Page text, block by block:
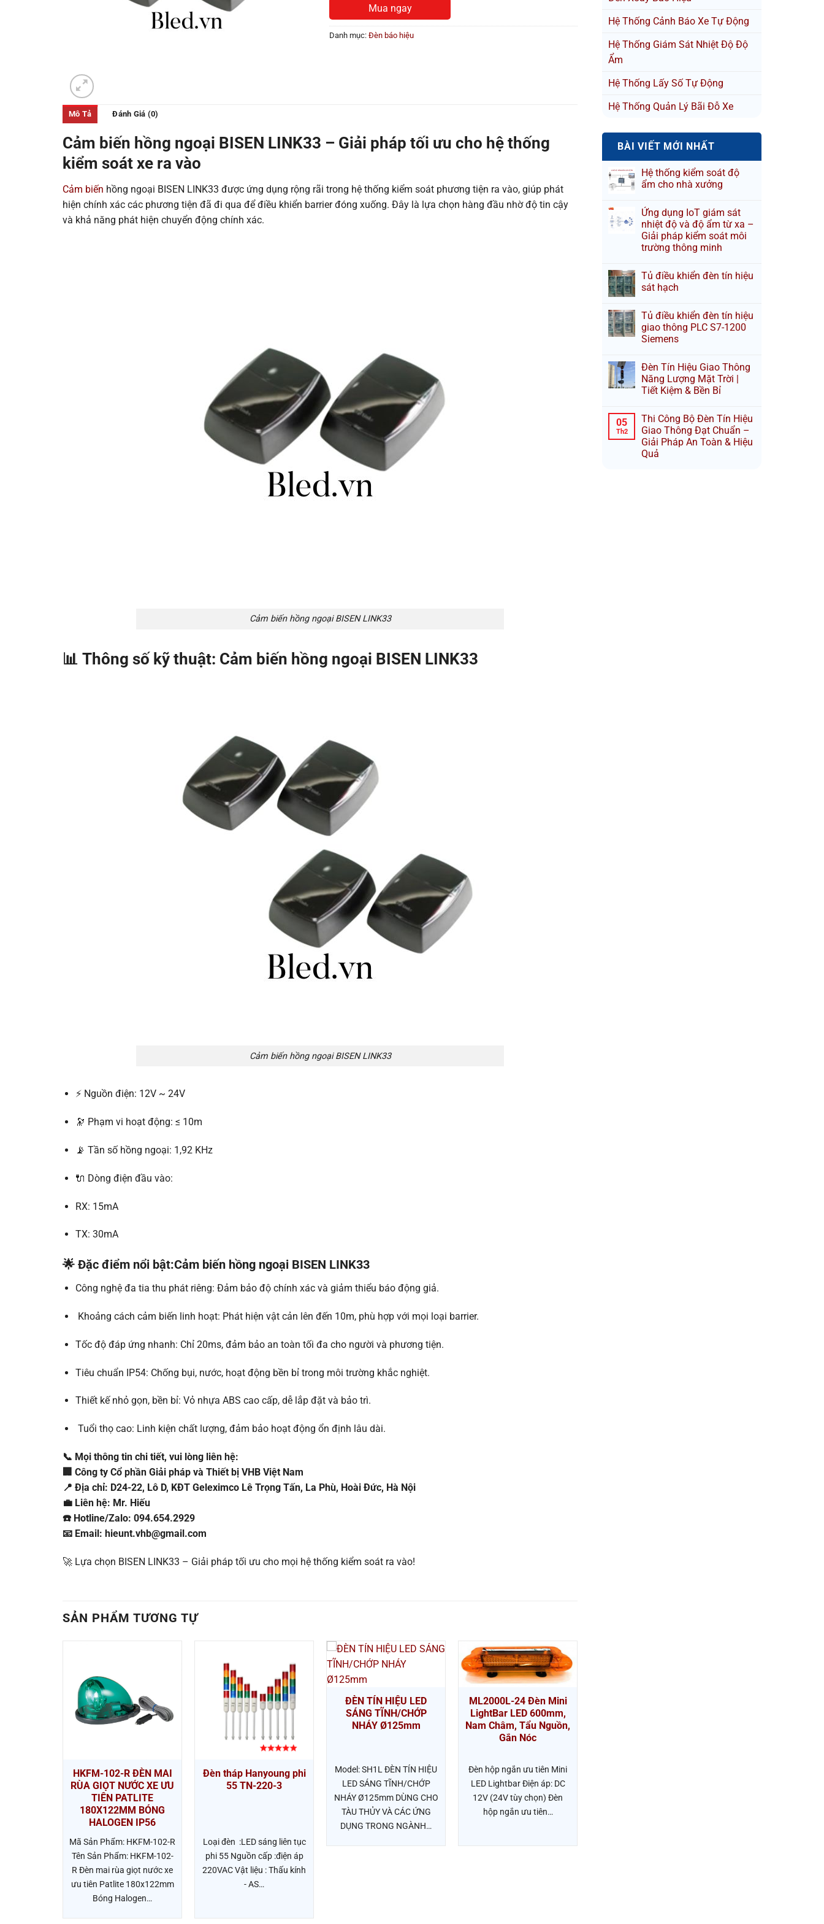
Hệ Thống Cảnh Báo Xe Tự Động
Hệ Thống Giám Sát Nhiệt Độ Độ
Ẩm
Hệ Thống Lấy Số Tự Động
Hệ Thống Quản Lý Bãi Đỗ Xe
BÀI VIẾT MỚI NHẤT
Hệ thống kiểm soát độ
ẩm cho nhà xưởng
Ứng dụng IoT giám sát
nhiệt độ và độ ẩm từ xa –
Giải pháp kiểm soát môi
trường thông minh
Tủ điều khiển đèn tín hiệu
sát hạch
Tủ điều khiển đèn tín hiệu
giao thông PLC S7-1200
Siemens
Đèn Tín Hiệu Giao Thông
Năng Lượng Mặt Trời |
Tiết Kiệm & Bền Bỉ
05
Th2
Thi Công Bộ Đèn Tín Hiệu
Giao Thông Đạt Chuẩn –
Giải Pháp An Toàn & Hiệu
Quả
Mua ngay
Danh mục: Đèn báo hiệu
Mô Tả Đánh Giá (0)
Cảm biến hồng ngoại BISEN LINK33 – Giải pháp tối ưu cho hệ thống
kiểm soát xe ra vào
Cảm biến hồng ngoại BISEN LINK33 được ứng dụng rộng rãi trong hệ thống kiểm soát phương tiện ra vào, giúp phát
hiện chính xác các phương tiện đã đi qua để điều khiển barrier đóng xuống. Đây là lựa chọn hàng đầu nhờ độ tin cậy
và khả năng phát hiện chuyển động chính xác.
Cảm biến hồng ngoại BISEN LINK33
📊 Thông số kỹ thuật: Cảm biến hồng ngoại BISEN LINK33
Cảm biến hồng ngoại BISEN LINK33
⚡ Nguồn điện: 12V ~ 24V
🔭 Phạm vi hoạt động: ≤ 10m
📡 Tần số hồng ngoại: 1,92 KHz
🔌 Dòng điện đầu vào:
RX: 15mA
TX: 30mA
🌟 Đặc điểm nổi bật:Cảm biến hồng ngoại BISEN LINK33
Công nghệ đa tia thu phát riêng: Đảm bảo độ chính xác và giảm thiểu báo động giả.
Khoảng cách cảm biến linh hoạt: Phát hiện vật cản lên đến 10m, phù hợp với mọi loại barrier.
Tốc độ đáp ứng nhanh: Chỉ 20ms, đảm bảo an toàn tối đa cho người và phương tiện.
Tiêu chuẩn IP54: Chống bụi, nước, hoạt động bền bỉ trong môi trường khắc nghiệt.
Thiết kế nhỏ gọn, bền bỉ: Vỏ nhựa ABS cao cấp, dễ lắp đặt và bảo trì.
Tuổi thọ cao: Linh kiện chất lượng, đảm bảo hoạt động ổn định lâu dài.
📞 Mọi thông tin chi tiết, vui lòng liên hệ:
🏢 Công ty Cổ phần Giải pháp và Thiết bị VHB Việt Nam
📍 Địa chỉ: D24-22, Lô D, KĐT Geleximco Lê Trọng Tấn, La Phù, Hoài Đức, Hà Nội
💼 Liên hệ: Mr. Hiếu
☎️ Hotline/Zalo: 094.654.2929
📧 Email: hieunt.vhb@gmail.com
🚀 Lựa chọn BISEN LINK33 – Giải pháp tối ưu cho mọi hệ thống kiểm soát ra vào!
SẢN PHẨM TƯƠNG TỰ
HKFM-102-R ĐÈN MAI
RÙA GIỌT NƯỚC XE ƯU
TIÊN PATLITE
180X122MM BÓNG
HALOGEN IP56
Mã Sản Phẩm: HKFM-102-R
Tên Sản Phẩm: HKFM-102-
R Đèn mai rùa giọt nước xe
ưu tiên Patlite 180x122mm
Bóng Halogen…
Đèn tháp Hanyoung phi
55 TN-220-3
Loại đèn :LED sáng liên tục
phi 55 Nguồn cấp :điện áp
220VAC Vật liệu : Thấu kính
- AS…
ĐÈN TÍN HIỆU LED
SÁNG TĨNH/CHỚP
NHÁY Ø125mm
Model: SH1L ĐÈN TÍN HIỆU
LED SÁNG TĨNH/CHỚP
NHÁY Ø125mm DÙNG CHO
TÀU THỦY VÀ CÁC ỨNG
DỤNG TRONG NGÀNH…
ML2000L-24 Đèn Mini
LightBar LED 600mm,
Nam Châm, Tẩu Nguồn,
Gắn Nóc
Đèn hộp ngắn ưu tiên Mini
LED Lightbar Điện áp: DC
12V (24V tùy chọn) Đèn
hộp ngắn ưu tiên…